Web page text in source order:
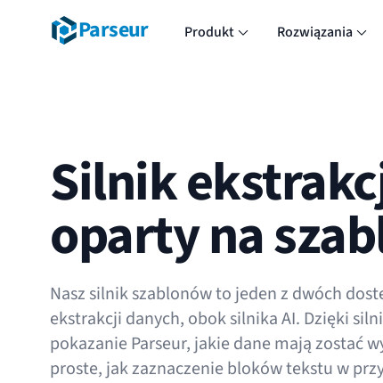
Parseur Produkt Rozwiązania
Silnik
oparty na
Nasz silnik szablonów to jeden z dwóch
ekstrakcji danych, obok silnika AI. Dzięki
pokazanie Parseur, jakie dane mają zostać
proste, jak zaznaczenie bloków tekstu w